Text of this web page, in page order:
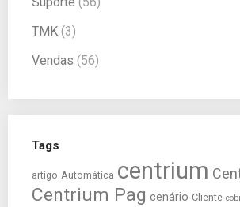
TMK (3)
Vendas (56)
Tags
artigo Automática centrium
Centrium Pag cenário Cliente